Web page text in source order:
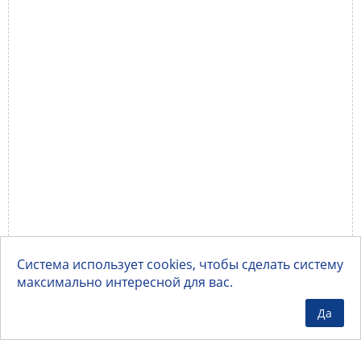
Система использует cookies, чтобы сделать систему
максимально интересной для вас.
Да